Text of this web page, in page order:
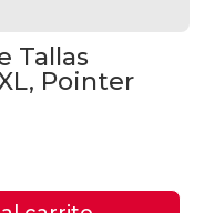
Tallas
Pointer